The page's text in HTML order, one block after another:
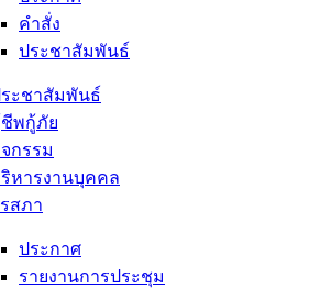
คำสั่ง
ประชาสัมพันธ์
ะชาสัมพันธ์
พกู้ภัย
กรรม
หารงานบุคคล
สภา
ประกาศ
รายงานการประชุม